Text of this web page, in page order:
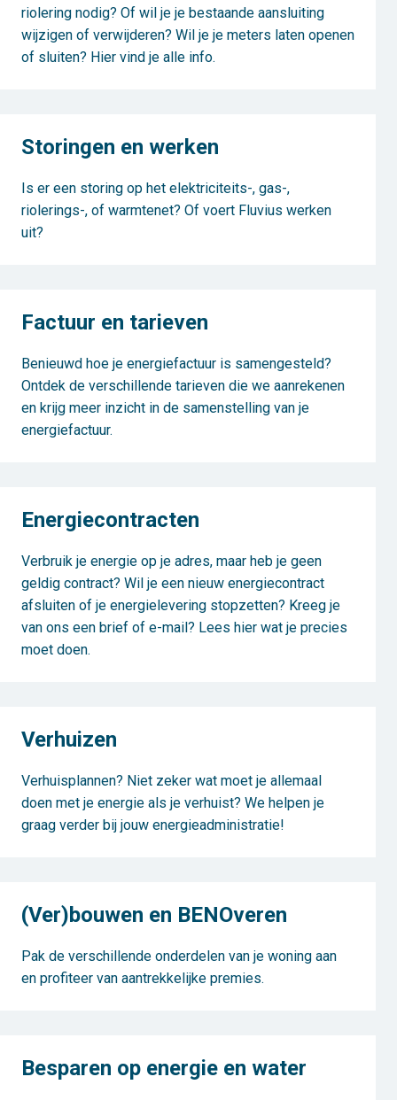
riolering nodig? Of wil je je bestaande aansluiting
wijzigen of verwijderen? Wil je je meters laten openen
of sluiten? Hier vind je alle info.
Storingen en werken
Is er een storing op het elektriciteits-, gas-,
riolerings-, of warmtenet? Of voert Fluvius werken
uit?
Factuur en tarieven
Benieuwd hoe je energiefactuur is samengesteld?
Ontdek de verschillende tarieven die we aanrekenen
en krijg meer inzicht in de samenstelling van je
energiefactuur.
Energiecontracten
Verbruik je energie op je adres, maar heb je geen
geldig contract? Wil je een nieuw energiecontract
afsluiten of je energielevering stopzetten? Kreeg je
van ons een brief of e-mail? Lees hier wat je precies
moet doen.
Verhuizen
Verhuisplannen? Niet zeker wat moet je allemaal
doen met je energie als je verhuist? We helpen je
graag verder bij jouw energieadministratie!
(Ver)bouwen en BENOveren
Pak de verschillende onderdelen van je woning aan
en profiteer van aantrekkelijke premies.
Besparen op energie en water